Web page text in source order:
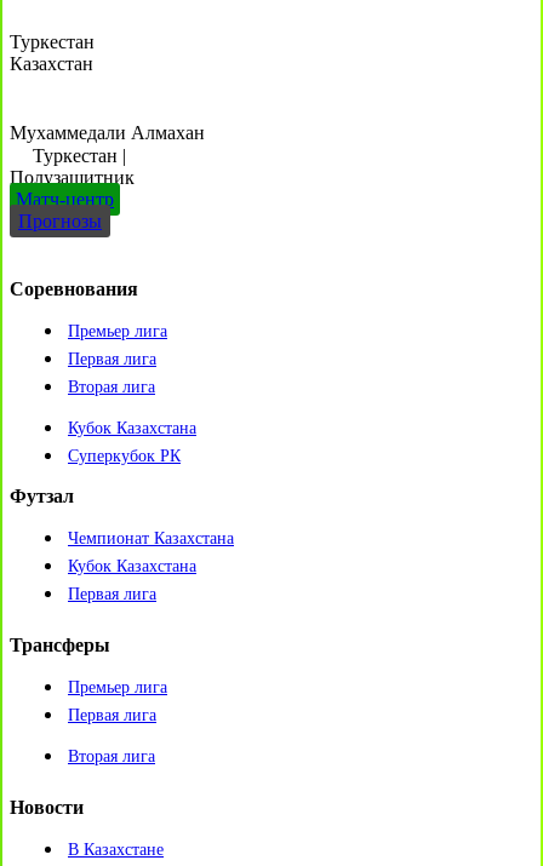
Туркестан
Казахстан
Мухаммедали Алмахан
Туркестан |
Полузащитник
Матч-центр
Прогнозы
Соревнования
Премьер лига
Первая лига
Вторая лига
Кубок Казахстана
Суперкубок РК
Футзал
Чемпионат Казахстана
Кубок Казахстана
Первая лига
Трансферы
Премьер лига
Первая лига
Вторая лига
Новости
В Казахстане